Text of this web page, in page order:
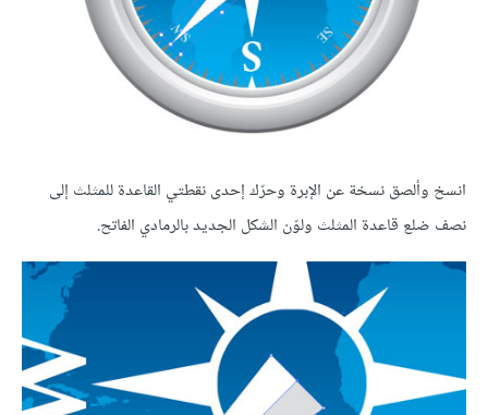
انسخ وألصق نسخة عن الإبرة وحرّك إحدى نقطتي القاعدة للمثلث إلى
نصف ضلع قاعدة المثلث ولوّن الشكل الجديد بالرمادي الفاتح.